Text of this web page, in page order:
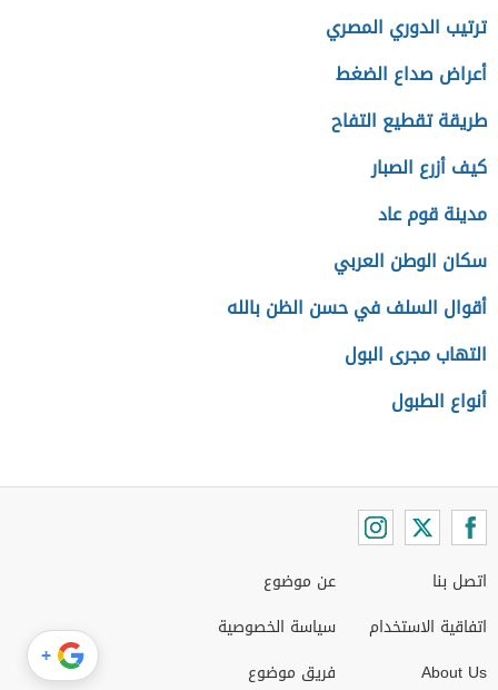
ترتيب الدوري المصري
أعراض صداع الضغط
طريقة تقطيع التفاح
كيف أزرع الصبار
مدينة قوم عاد
سكان الوطن العربي
أقوال السلف في حسن الظن بالله
التهاب مجرى البول
أنواع الطبول
اتصل بنا
اتفاقية الاستخدام
About Us
عن موضوع
سياسة الخصوصية
فريق موضوع
+